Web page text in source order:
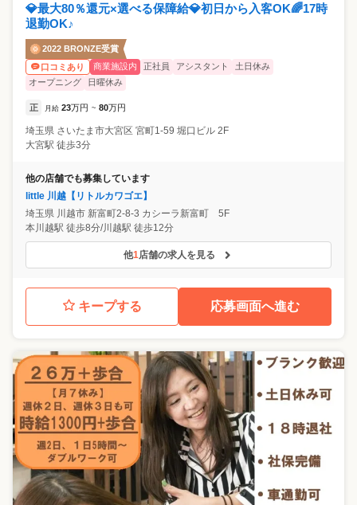
💎最大80％還元×選べる保障給💎初日から入客OK🌈17時
退勤OK♪
2022 BRONZE受賞
口コミあり
商業施設内 正社員 アシスタント
土日休み
オープニング
日曜休み
正 月給 23万円 ~ 80万円
埼玉県 さいたま市大宮区 宮町1-59 堀口ビル 2F
大宮駅 徒歩3分
他の店舗でも募集しています
little 川越【リトルカワゴエ】
埼玉県 川越市 新富町2-8-3 カシーラ新富町 5F
本川越駅 徒歩8分/川越駅 徒歩12分
他1店舗の求人を見る
キープする 応募画面へ進む